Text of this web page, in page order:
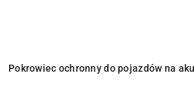
Pokrowiec ochronny do pojazdów na